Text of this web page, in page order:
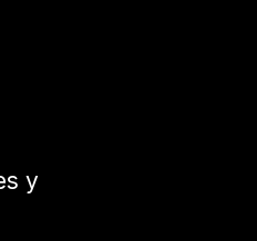
y